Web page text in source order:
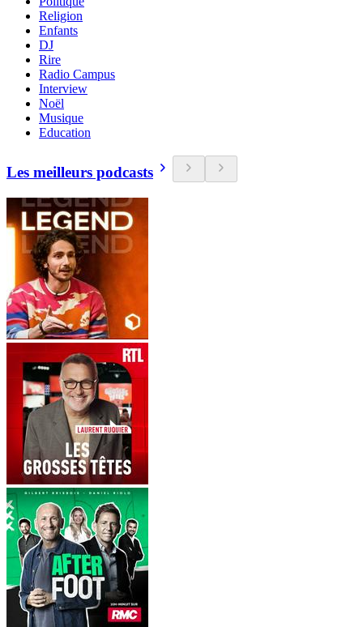
Religion
Enfants
DJ
Rire
Radio Campus
Interview
Noël
Musique
Education
Les meilleurs podcasts